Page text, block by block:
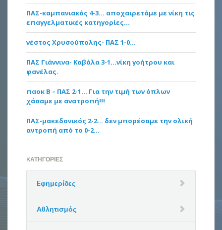
ΠΑΣ-καμπανιακός 4-3… αποχαιρετάμε με νίκη τις
επαγγελματικές κατηγορίες…
νέστος Χρυσούπολης- ΠΑΣ 1-0…
ΠΑΣ Γιάννινα- Καβάλα 3-1…νίκη γοήτρου και
φανέλας.
παοκ Β – ΠΑΣ 2-1… Για την τιμή των όπλων
χάσαμε με ανατροπή!!!
ΠΑΣ-μακεδονικός 2-2… δεν μπορέσαμε την ολική
αντροπή από το 0-2…
KΑΤΗΓΟΡΊΕΣ
Eφημερίδες
Αθλητισμός